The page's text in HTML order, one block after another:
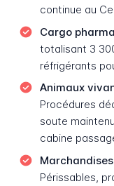
continue au
Cargo
totalisant 3
réfrigérants
Animaux
Procédures
soute
cabine
Périssables,